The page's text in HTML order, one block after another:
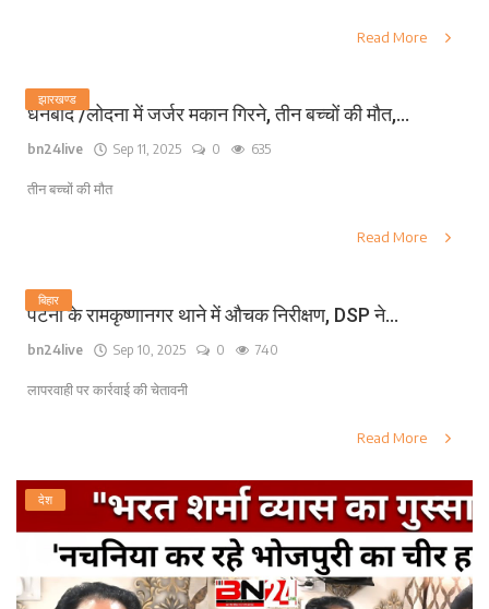
Read More
झारखण्ड
धनबाद /लोदना में जर्जर मकान गिरने, तीन बच्चों की मौत,...
bn24live Sep 11, 2025 0 635
तीन बच्चों की मौत
Read More
बिहार
पटना के रामकृष्णानगर थाने में औचक निरीक्षण, DSP ने...
bn24live Sep 10, 2025 0 740
लापरवाही पर कार्रवाई की चेतावनी
Read More
देश